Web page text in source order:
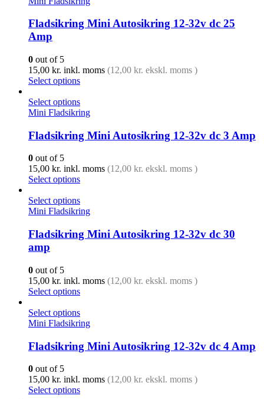
Fladsikring Mini Autosikring 12-32v dc 25
Amp
0 out of 5
15,00 kr. inkl. moms (12,00 kr. ekskl. moms )
Select options
Select options
Mini Fladsikring
Fladsikring Mini Autosikring 12-32v dc 3 Amp
0 out of 5
15,00 kr. inkl. moms (12,00 kr. ekskl. moms )
Select options
Select options
Mini Fladsikring
Fladsikring Mini Autosikring 12-32v dc 30
amp
0 out of 5
15,00 kr. inkl. moms (12,00 kr. ekskl. moms )
Select options
Select options
Mini Fladsikring
Fladsikring Mini Autosikring 12-32v dc 4 Amp
0 out of 5
15,00 kr. inkl. moms (12,00 kr. ekskl. moms )
Select options